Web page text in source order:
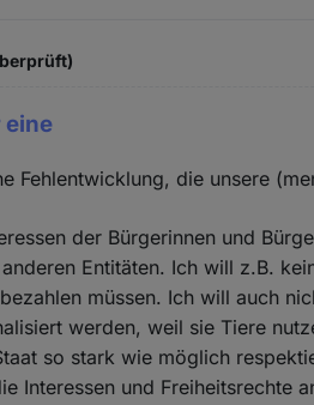
eine
Fehlentwicklung, die unsere
der Bürgerinnen und
Entitäten. Ich will z.B.
müssen. Ich will auch
werden, weil sie Tiere
so stark wie möglich
Interessen und Freiheitsrechte